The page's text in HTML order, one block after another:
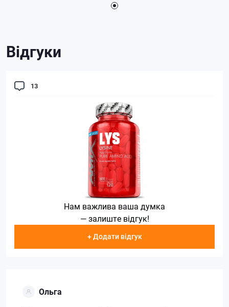
Відгуки
13
Нам важлива ваша думка
— залиште відгук!
+ Додати відгук
Ольга